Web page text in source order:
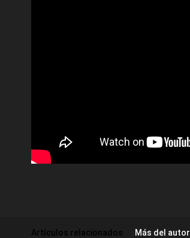
Artículos relacionados Más del autor